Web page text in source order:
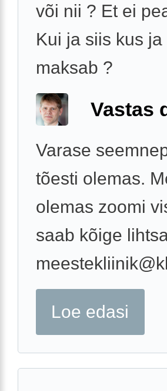
või nii ? Et ei
Kui ja siis kus
maksab ?
Vastas
Varase
tõesti olemas.
olemas zoomi
saab kõige
Loe edasi